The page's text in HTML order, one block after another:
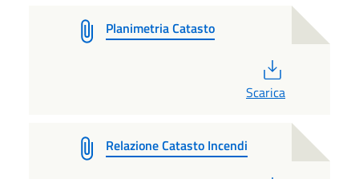
Planimetria Catasto
Scarica
Relazione Catasto Incendi